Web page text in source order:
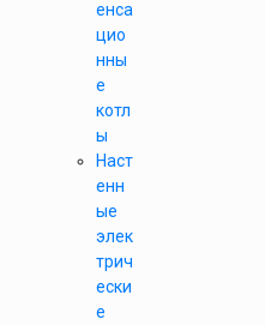
енса
цио
нны
е
котл
ы
Наст
енн
ые
элек
трич
ески
е